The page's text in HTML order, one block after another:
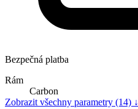
Bezpečná platba
Rám
Carbon
Zobrazit všechny parametry (14) ↓